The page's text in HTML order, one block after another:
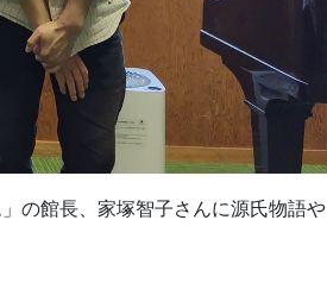
の館長、家塚智子さんに源氏物語や